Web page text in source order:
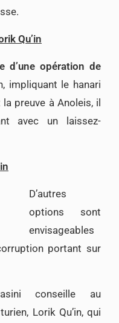
Qu’in
d’une opération de
impliquant le hanari
preuve à Anoleis, il
avec un laissez-
D’autres
options sont
envisageables
portant sur
conseille au
Lorik Qu’in, qui